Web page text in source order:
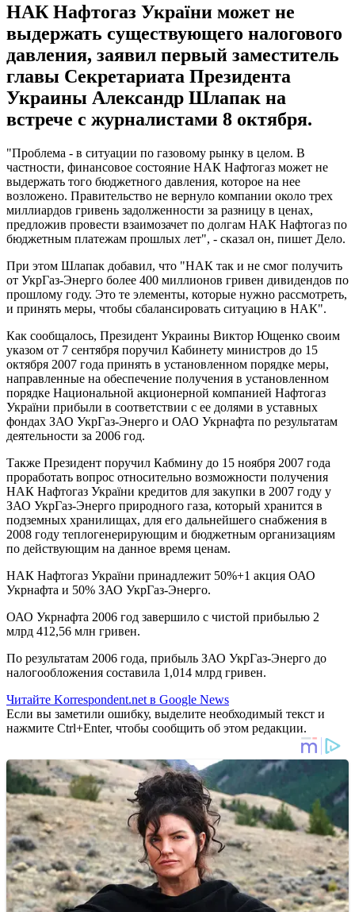
НАК Нафтогаз України может не
выдержать существующего налогового
давления, заявил первый заместитель
главы Секретариата Президента
Украины Александр Шлапак на
встрече с журналистами 8 октября.
"Проблема - в ситуации по газовому рынку в целом. В
частности, финансовое состояние НАК Нафтогаз может не
выдержать того бюджетного давления, которое на нее
возложено. Правительство не вернуло компании около трех
миллиардов гривень задолженности за разницу в ценах,
предложив провести взаимозачет по долгам НАК Нафтогаз по
бюджетным платежам прошлых лет", - сказал он, пишет Дело.
При этом Шлапак добавил, что "НАК так и не смог получить
от УкрГаз-Энерго более 400 миллионов гривен дивидендов по
прошлому году. Это те элементы, которые нужно рассмотреть,
и принять меры, чтобы сбалансировать ситуацию в НАК".
Как сообщалось, Президент Украины Виктор Ющенко своим
указом от 7 сентября поручил Кабинету министров до 15
октября 2007 года принять в установленном порядке меры,
направленные на обеспечение получения в установленном
порядке Национальной акционерной компанией Нафтогаз
України прибыли в соответствии с ее долями в уставных
фондах ЗАО УкрГаз-Энерго и ОАО Укрнафта по результатам
деятельности за 2006 год.
Также Президент поручил Кабмину до 15 ноября 2007 года
проработать вопрос относительно возможности получения
НАК Нафтогаз України кредитов для закупки в 2007 году у
ЗАО УкрГаз-Энерго природного газа, который хранится в
подземных хранилищах, для его дальнейшего снабжения в
2008 году теплогенерирующим и бюджетным организациям
по действующим на данное время ценам.
НАК Нафтогаз України принадлежит 50%+1 акция ОАО
Укрнафта и 50% ЗАО УкрГаз-Энерго.
ОАО Укрнафта 2006 год завершило с чистой прибылью 2
млрд 412,56 млн гривен.
По результатам 2006 года, прибыль ЗАО УкрГаз-Энерго до
налогообложения составила 1,014 млрд гривен.
Читайте Korrespondent.net в Google News
Если вы заметили ошибку, выделите необходимый текст и
нажмите Ctrl+Enter, чтобы сообщить об этом редакции.